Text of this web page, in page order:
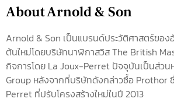
About Arnold & Son
Arnold & Son เป็นแบรนด์ประวัติศาสตร์ของ
ต้นใหม่โดยบริษัทนาฬิกาสวิส The British
กิจการโดย La Joux-Perret ปัจจุบันเป็นส่ว
Group หลังจากที่บริษัทดังกล่าวซื้อ Prothor
Perret ที่ปรับโครงสร้างใหม่ในปี 2013